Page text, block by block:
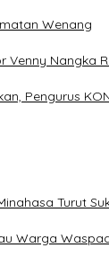
Wenang
Venny Nangka
Pengurus
Turut
Warga